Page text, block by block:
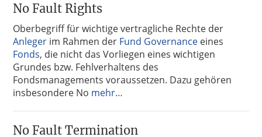
No Fault Rights
Oberbegriff für wichtige vertragliche Rechte der
Anleger im Rahmen der Fund Governance eines
Fonds, die nicht das Vorliegen eines wichtigen
Grundes bzw. Fehlverhaltens des
Fondsmanagements voraussetzen. Dazu gehören
insbesondere No mehr…
No Fault Termination